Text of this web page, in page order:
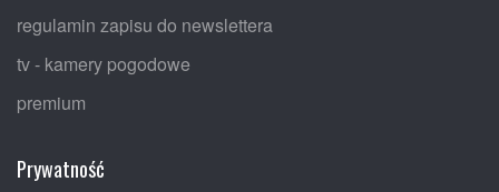
regulamin zapisu do newslettera
tv - kamery pogodowe
premium
Prywatność